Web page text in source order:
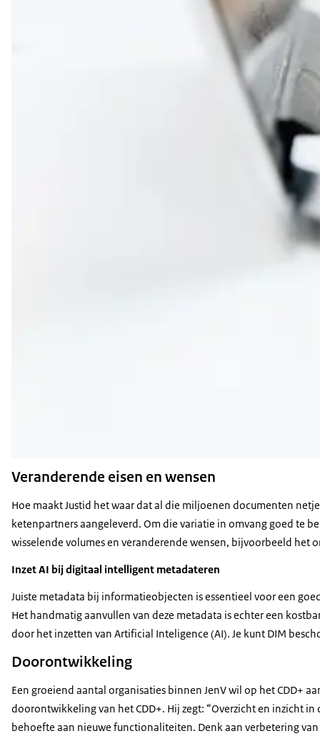
Veranderende eisen en wensen
Hoe maakt Justid het waar dat al die miljoenen documenten
ketenpartners aangeleverd. Om die variatie in omvang goed te
wisselende volumes en veranderende wensen, bijvoorbeeld het
Inzet AI bij digitaal intelligent metadateren
Juiste metadata bij informatieobjecten is essentieel voor een
Het handmatig aanvullen van deze metadata is echter een
door het inzetten van Artificial Inteligence (AI). Je kunt DIM
Doorontwikkeling
Een groeiend aantal organisaties binnen JenV wil op het CDD+
doorontwikkeling van het CDD+. Hij zegt: “Overzicht en inzicht
behoefte aan nieuwe functionaliteiten. Denk aan verbetering